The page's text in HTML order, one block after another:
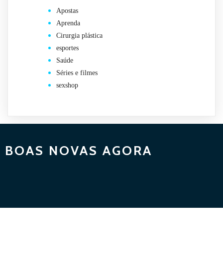
Apostas
Aprenda
Cirurgia plástica
esportes
Saúde
Séries e filmes
sexshop
BOAS NOVAS AGORA